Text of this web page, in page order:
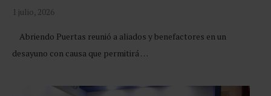
1 julio, 2026
Abriendo Puertas reunió a aliados y benefactores en un
desayuno con causa que permitirá …